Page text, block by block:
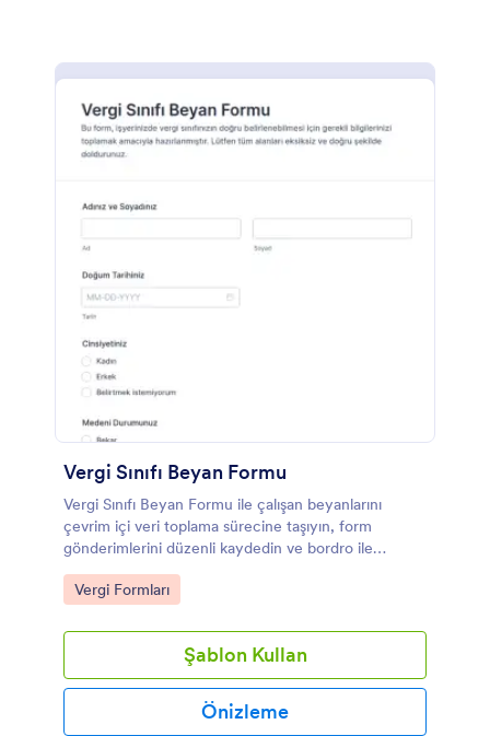
Vergi Sınıfı Beyan Formu
Vergi Sınıfı Beyan Formu ile çalışan beyanlarını
çevrim içi veri toplama sürecine taşıyın, form
gönderimlerini düzenli kaydedin ve bordro ile
personel işlemlerinde güncel bilgilere hızlıca erişin.
Go to Category:
Vergi Formları
Şablon Kullan
Önizleme